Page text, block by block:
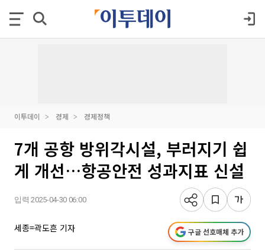
이투데이 경제 경제정책
7개 공항 방위각시설, 부러지기 쉽
게 개선…항공안전 성과지표 신설
입력 2025-04-30 06:00
세종=곽도흔 기자 구글 선호매체 추가